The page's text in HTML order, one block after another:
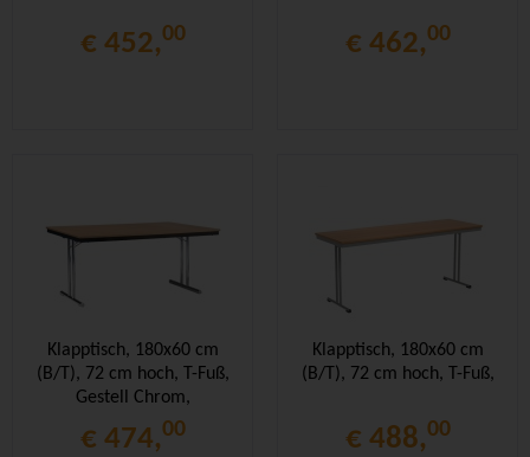
€ 452,00 € 462,00
Klapptisch, 180x60 cm
(B/T), 72 cm hoch, T-Fuß,
Gestell Chrom,
Stahlzarge,
€ 474,00
Klapptisch, 180x60 cm
(B/T), 72 cm hoch, T-Fuß,
€ 488,00